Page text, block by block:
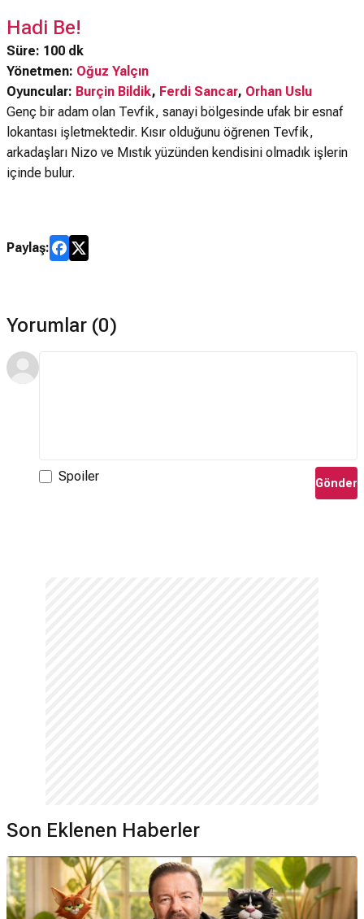
Hadi Be!
Süre: 100 dk
Yönetmen: Oğuz Yalçın
Oyuncular: Burçin Bildik, Ferdi Sancar, Orhan Uslu
Genç bir adam olan Tevfik, sanayi bölgesinde ufak bir esnaf
lokantası işletmektedir. Kısır olduğunu öğrenen Tevfik,
arkadaşları Nizo ve Mıstık yüzünden kendisini olmadık işlerin
içinde bulur.
Paylaş:
Yorumlar (0)
Spoiler Gönder
Son Eklenen Haberler